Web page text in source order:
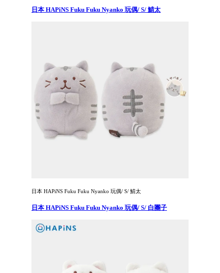
日本 HAPiNS Fuku Fuku Nyanko 玩偶/ S/ 鯖太
日本 HAPiNS Fuku Fuku Nyanko 玩偶/ S/ 鯖太
日本 HAPiNS Fuku Fuku Nyanko 玩偶/ S/ 白團子